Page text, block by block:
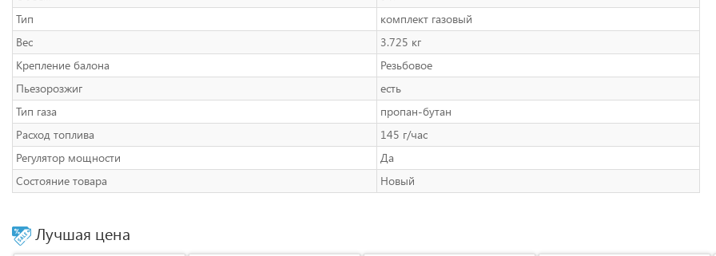
Тип
комплект газовый
Вес
3.725 кг
Крепление балона
Резьбовое
Пьезорозжиг
есть
Тип газа
пропан-бутан
Расход топлива
145 г/час
Регулятор мощности
Да
Состояние товара
Новый
Лучшая цена